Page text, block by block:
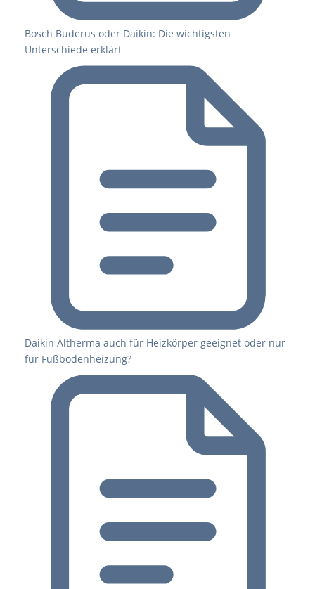
Bosch Buderus oder Daikin: Die wichtigsten
Unterschiede erklärt
Daikin Altherma auch für Heizkörper geeignet oder nur
für Fußbodenheizung?